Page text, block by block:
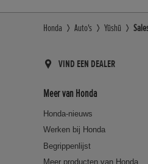
Honda Auto's Yūshū
VIND EEN DEALER
Meer van Honda
Honda-nieuws
Werken bij Honda
Begrippenlijst
Meer producten van Honda